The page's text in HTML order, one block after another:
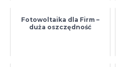
Fotowoltaika dla Firm –
duża oszczędność